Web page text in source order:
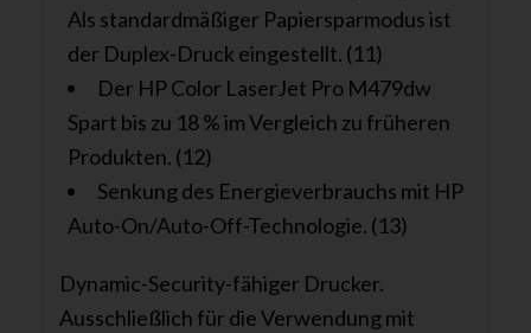
Als standardmäßiger Papiersparmodus ist
der Duplex-Druck eingestellt. (11)
Der HP Color LaserJet Pro M479dw
Spart bis zu 18 % im Vergleich zu früheren
Produkten. (12)
Senkung des Energieverbrauchs mit HP
Auto-On/Auto-Off-Technologie. (13)
Dynamic-Security-fähiger Drucker.
Ausschließlich für die Verwendung mit